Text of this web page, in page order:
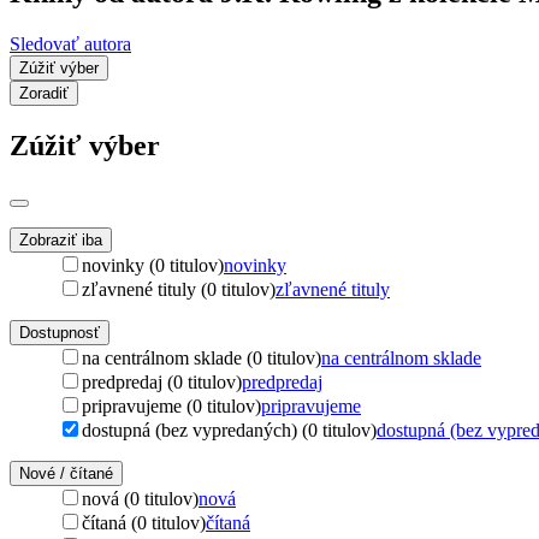
Sledovať autora
Zúžiť výber
Zoradiť
Zúžiť výber
Zobraziť iba
novinky (0 titulov)novinky
zľavnené tituly (0 titulov)zľavnené tituly
Dostupnosť
na centrálnom sklade (0 titulov)na centrálnom sklade
predpredaj (0 titulov)predpredaj
pripravujeme (0 titulov)pripravujeme
dostupná (bez vypredaných) (0 titulov)dostupná (bez
Nové / čítané
nová (0 titulov)nová
čítaná (0 titulov)čítaná